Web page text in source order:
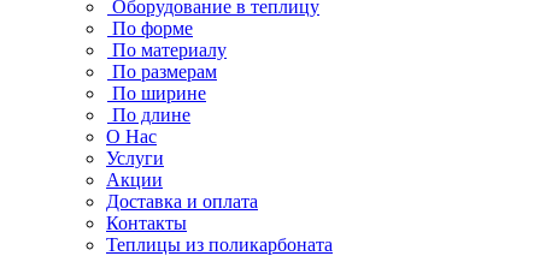
Оборудование в теплицу
По форме
По материалу
По размерам
По ширине
По длине
О Нас
Услуги
Акции
Доставка и оплата
Контакты
Теплицы из поликарбоната